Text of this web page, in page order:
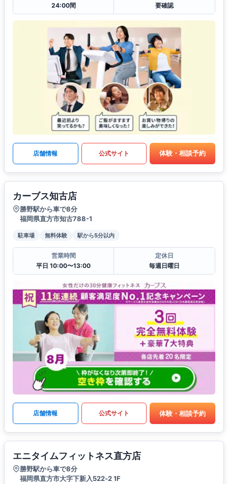
24:00間
要確認
店舗情報 公式サイト 体験・相談予約
カーブス知古店
勝野駅から車で8分
福岡県直方市知古788-1
駐車場 無料体験 駅から5分以内
営業時間
平日 10:00〜13:00
定休日
毎週日曜日
店舗情報 公式サイト 体験・相談予約
エニタイムフィットネス直方店
勝野駅から車で8分
福岡県直方市大字下新入522‐2 1F